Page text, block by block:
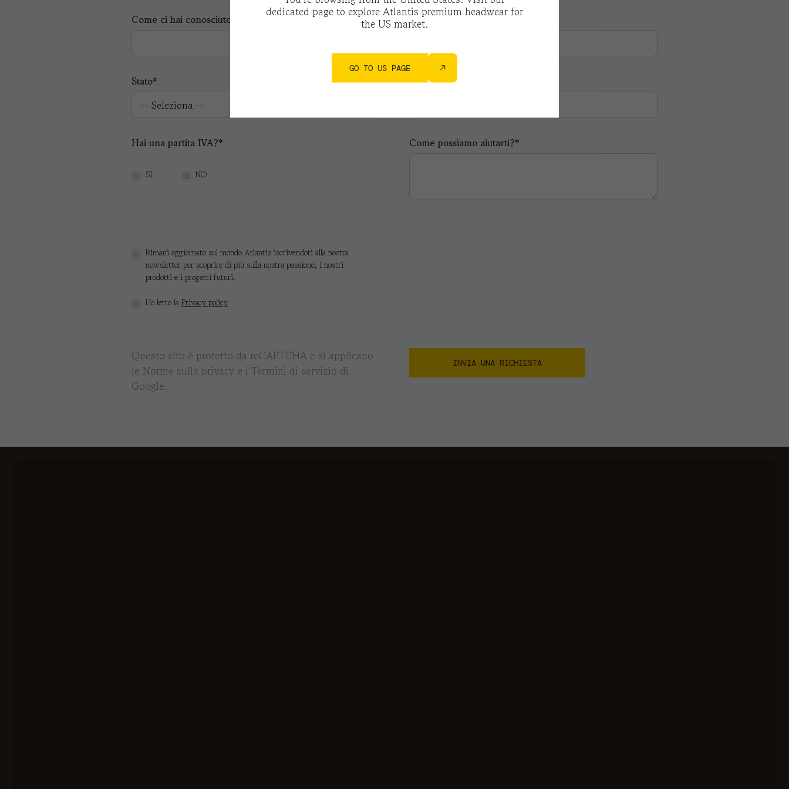
Come ci hai conosciuto?* Telefono*
Stato* Città*
Hai una partita IVA?*
SI NO
Come possiamo aiutarti?*
Rimani aggiornato sul mondo Atlantis iscrivendoti alla nostra
newsletter per scoprire di più sulla nostra passione, i nostri
prodotti e i progetti futuri.
Ho letto la Privacy policy
Questo sito è protetto da reCAPTCHA e si applicano
le Norme sulla privacy e i Termini di servizio di
Google.
dedicated page to explore Atlantis premium headwear for
the US market.
GO TO US PAGE